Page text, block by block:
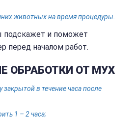
животных на время процедуры.
и поможет
перед началом работ.
ОБРАБОТКИ ОТ МУХ
в течение часа после
1 – 2 часа;